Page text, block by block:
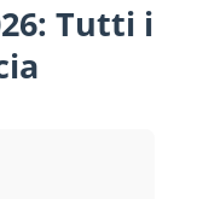
Tutti i